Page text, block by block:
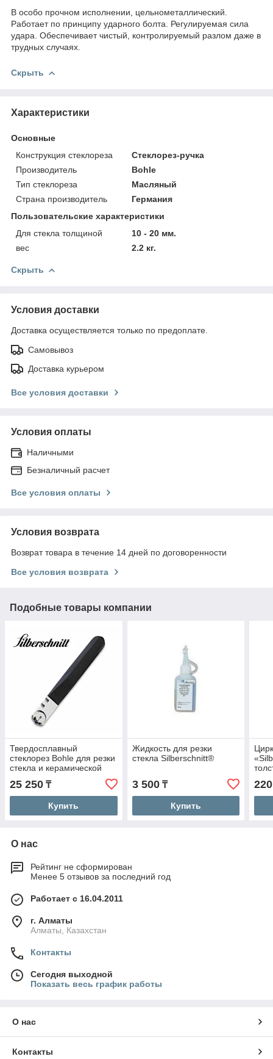
В особо прочном исполнении, цельнометаллический.
Работает по принципу ударного болта. Регулируемая сила
удара. Обеспечивает чистый, контролируемый разлом даже в
трудных случаях.
Скрыть
Характеристики
Основные
Конструкция стеклореза
Стеклорез-ручка
Производитель
Bohle
Тип стеклореза
Масляный
Страна производитель
Германия
Пользовательские характеристики
Для стекла толщиной
10 - 20 мм.
вес
2.2 кг.
Скрыть
Условия доставки
Доставка осуществляется только по предоплате.
Самовывоз
Доставка курьером
Все условия доставки
Условия оплаты
Наличными
Безналичный расчет
Все условия оплаты
Условия возврата
Возврат товара в течение 14 дней по договоренности
Все условия возврата
Подобные товары компании
Твердосплавный
стеклорез Bohle для резки
стекла и керамической
плитки Silberschnitt®
25 250 ₸
Купить
Жидкость для резки
стекла Silberschnitt®
3 500₸
Купить
О нас
Рейтинг не сформирован
Менее 5 отзывов за последний год
Работает с 16.04.2011
г. Алматы
Алматы, Казахстан
Контакты
Сегодня выходной
Показать весь график работы
О нас
Контакты